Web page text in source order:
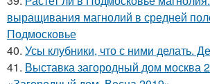
выращивания магнолий в средней
Подмосковье
40. Усы клубники, что с ними делать.
41. Выставка загородный дом москва